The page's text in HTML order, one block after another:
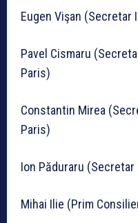
Eugen Vişan (Secretar
Pavel Cismaru
Paris)
Constantin Mirea
Paris)
Ion Păduraru (Secretar
Mihai Ilie (Prim